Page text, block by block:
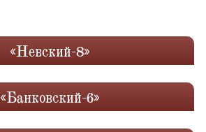
«Невский-8»
«Банковский-6»